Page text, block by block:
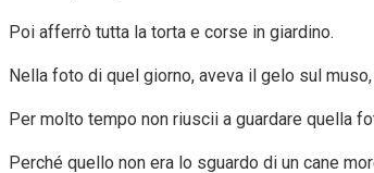
Poi afferrò tutta la torta e corse in giardino.
Nella foto di quel giorno, aveva il gelo sul
Per molto tempo non riuscii a guardare quella
Perché quello non era lo sguardo di un cane